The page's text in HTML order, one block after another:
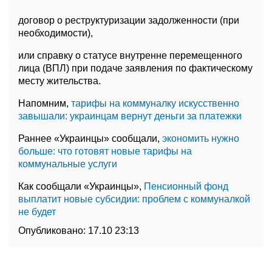
договор о реструктуризации задолженности (при
необходимости),
или справку о статусе внутренне перемещенного
лица (ВПЛ) при подаче заявления по фактическому
месту жительства.
Напомним, тарифы на коммуналку искусственно
завышали: украинцам вернут деньги за платежки
Раннее «Украинцы» сообщали, экономить нужно
больше: что готовят новые тарифы на
коммунальные услуги
Как сообщали «Украинцы», Пенсионный фонд
выплатит новые субсидии: проблем с коммуналкой
не будет
Опубликовано: 17.10 23:13